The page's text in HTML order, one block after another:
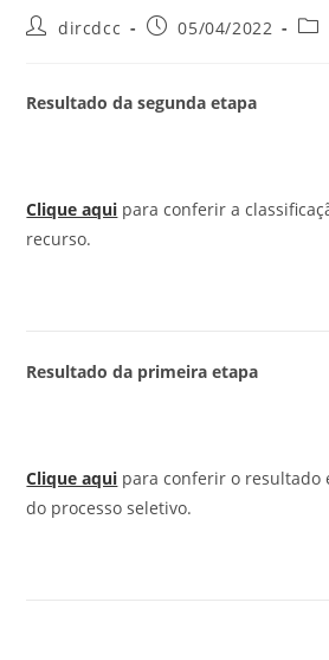
dircdcc 05/04/2022
Resultado da segunda etapa
Clique aqui para conferir a
recurso.
Resultado da primeira etapa
Clique aqui para conferir o resultado
do processo seletivo.